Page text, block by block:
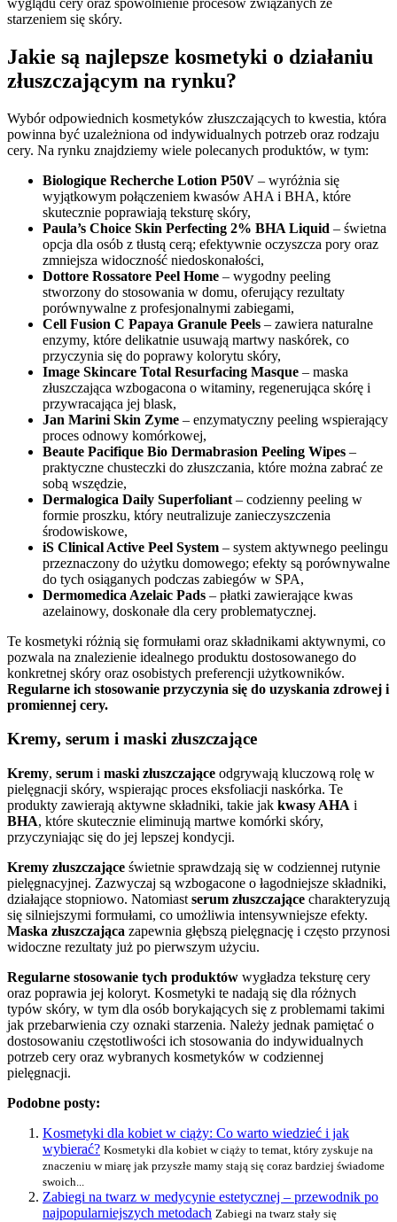
starzeniem się skóry.
Jakie są najlepsze kosmetyki o działaniu
złuszczającym na rynku?
Wybór odpowiednich kosmetyków złuszczających to kwestia, która
powinna być uzależniona od indywidualnych potrzeb oraz rodzaju
cery. Na rynku znajdziemy wiele polecanych produktów, w tym:
Biologique Recherche Lotion P50V – wyróżnia się
wyjątkowym połączeniem kwasów AHA i BHA, które
skutecznie poprawiają teksturę skóry,
Paula’s Choice Skin Perfecting 2% BHA Liquid – świetna
opcja dla osób z tłustą cerą; efektywnie oczyszcza pory oraz
zmniejsza widoczność niedoskonałości,
Dottore Rossatore Peel Home – wygodny peeling
stworzony do stosowania w domu, oferujący rezultaty
porównywalne z profesjonalnymi zabiegami,
Cell Fusion C Papaya Granule Peels – zawiera naturalne
enzymy, które delikatnie usuwają martwy naskórek, co
przyczynia się do poprawy kolorytu skóry,
Image Skincare Total Resurfacing Masque – maska
złuszczająca wzbogacona o witaminy, regenerująca skórę i
przywracająca jej blask,
Jan Marini Skin Zyme – enzymatyczny peeling wspierający
proces odnowy komórkowej,
Beaute Pacifique Bio Dermabrasion Peeling Wipes –
praktyczne chusteczki do złuszczania, które można zabrać ze
sobą wszędzie,
Dermalogica Daily Superfoliant – codzienny peeling w
formie proszku, który neutralizuje zanieczyszczenia
środowiskowe,
iS Clinical Active Peel System – system aktywnego peelingu
przeznaczony do użytku domowego; efekty są porównywalne
do tych osiąganych podczas zabiegów w SPA,
Dermomedica Azelaic Pads – płatki zawierające kwas
azelainowy, doskonałe dla cery problematycznej.
Te kosmetyki różnią się formułami oraz składnikami aktywnymi, co
pozwala na znalezienie idealnego produktu dostosowanego do
konkretnej skóry oraz osobistych preferencji użytkowników.
Regularne ich stosowanie przyczynia się do uzyskania zdrowej i
promiennej cery.
Kremy, serum i maski złuszczające
Kremy, serum i maski złuszczające odgrywają kluczową rolę w
pielęgnacji skóry, wspierając proces eksfoliacji naskórka. Te
produkty zawierają aktywne składniki, takie jak kwasy AHA i
BHA, które skutecznie eliminują martwe komórki skóry,
przyczyniając się do jej lepszej kondycji.
Kremy złuszczające świetnie sprawdzają się w codziennej rutynie
pielęgnacyjnej. Zazwyczaj są wzbogacone o łagodniejsze składniki,
działające stopniowo. Natomiast serum złuszczające charakteryzują
się silniejszymi formułami, co umożliwia intensywniejsze efekty.
Maska złuszczająca zapewnia głębszą pielęgnację i często przynosi
widoczne rezultaty już po pierwszym użyciu.
Regularne stosowanie tych produktów wygładza teksturę cery
oraz poprawia jej koloryt. Kosmetyki te nadają się dla różnych
typów skóry, w tym dla osób borykających się z problemami takimi
jak przebarwienia czy oznaki starzenia. Należy jednak pamiętać o
dostosowaniu częstotliwości ich stosowania do indywidualnych
potrzeb cery oraz wybranych kosmetyków w codziennej
pielęgnacji.
Podobne posty:
Kosmetyki dla kobiet w ciąży: Co warto wiedzieć i jak
wybierać? Kosmetyki dla kobiet w ciąży to temat, który zyskuje na
znaczeniu w miarę jak przyszłe mamy stają się coraz bardziej świadome
swoich...
Zabiegi na twarz w medycynie estetycznej – przewodnik po
najpopularniejszych metodach Zabiegi na twarz stały się